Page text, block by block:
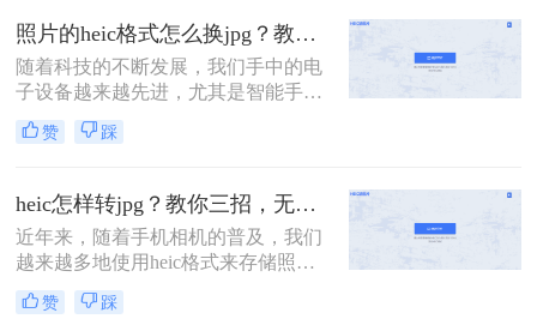
图像质量，但在一些设备和平台上可
能不被广泛支持。因此，将HEIC格式
转换为JPG格式成为了一个常见的需
求。本文将详细介绍iphone照片格式
heic怎么换jpg。
照片的heic格式怎么换jpg？教你4招，无损转换！
随着科技的不断发展，我们手中的电
子设备越来越先进，尤其是智能手
机，其拍照功能日益强大。然而，这
也带来了一些新的问题。对于使用苹
HEIC格式的图片。这种格式是苹果
iOS 11及更高版本新推出的一种图片
格式，采用新的HEIC图片处理技术，
可以在保证照片质量的前提下，占用
系统更少的储存空间
赞 踩
heic怎样转jpg？教你三招，无损转换！
近年来，随着手机相机的普及，我们
越来越多地使用heic格式来存储照
片。然而，与传统的jpg格式相比，
heic格式的兼容性较差，不支持的设
赞 踩